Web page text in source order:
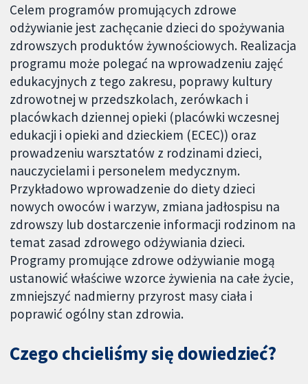
Celem programów promujących zdrowe
odżywianie jest zachęcanie dzieci do spożywania
zdrowszych produktów żywnościowych. Realizacja
programu może polegać na wprowadzeniu zajęć
edukacyjnych z tego zakresu, poprawy kultury
zdrowotnej w przedszkolach, zerówkach i
placówkach dziennej opieki (placówki wczesnej
edukacji i opieki and dzieckiem (ECEC)) oraz
prowadzeniu warsztatów z rodzinami dzieci,
nauczycielami i personelem medycznym.
Przykładowo wprowadzenie do diety dzieci
nowych owoców i warzyw, zmiana jadłospisu na
zdrowszy lub dostarczenie informacji rodzinom na
temat zasad zdrowego odżywiania dzieci.
Programy promujące zdrowe odżywianie mogą
ustanowić właściwe wzorce żywienia na całe życie,
zmniejszyć nadmierny przyrost masy ciała i
poprawić ogólny stan zdrowia.
Czego chcieliśmy się dowiedzieć?